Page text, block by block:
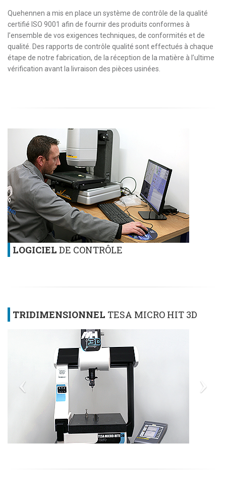
Quehennen a mis en place un système de contrôle de la qualité
certifié ISO 9001 afin de fournir des produits conformes à
l’ensemble de vos exigences techniques, de conformités et de
qualité. Des rapports de contrôle qualité sont effectués à chaque
étape de notre fabrication, de la réception de la matière à l’ultime
vérification avant la livraison des pièces usinées.
LOGICIEL DE CONTRÔLE
TRIDIMENSIONNEL TESA MICRO HIT 3D